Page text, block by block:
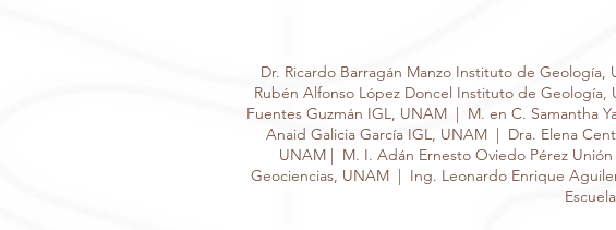
Dr. Ricardo Barragán Manzo Instituto de
Rubén Alfonso López Doncel Instituto de
Fuentes Guzmán IGL, UNAM | M. en C. Samantha
Anaid Galicia García IGL, UNAM | Dra. Elena
UNAM | M. I. Adán Ernesto Oviedo Pérez
Geociencias, UNAM | Ing. Leonardo Enrique